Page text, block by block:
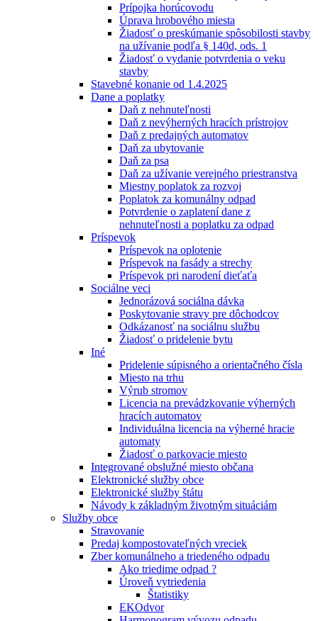
Prípojka horúcovodu
Úprava hrobového miesta
Žiadosť o preskúmanie spôsobilosti stavby
na užívanie podľa § 140d, ods. 1
Žiadosť o vydanie potvrdenia o veku
stavby
Stavebné konanie od 1.4.2025
Dane a poplatky
Daň z nehnuteľnosti
Daň z nevýherných hracích prístrojov
Daň z predajných automatov
Daň za ubytovanie
Daň za psa
Daň za užívanie verejného priestranstva
Miestny poplatok za rozvoj
Poplatok za komunálny odpad
Potvrdenie o zaplatení dane z
nehnuteľnosti a poplatku za odpad
Príspevok
Príspevok na oplotenie
Príspevok na fasády a strechy
Príspevok pri narodení dieťaťa
Sociálne veci
Jednorázová sociálna dávka
Poskytovanie stravy pre dôchodcov
Odkázanosť na sociálnu službu
Žiadosť o pridelenie bytu
Iné
Pridelenie súpisného a orientačného čísla
Miesto na trhu
Výrub stromov
Licencia na prevádzkovanie výherných
hracích automatov
Individuálna licencia na výherné hracie
automaty
Žiadosť o parkovacie miesto
Integrované obslužné miesto občana
Elektronické služby obce
Elektronické služby štátu
Návody k základným životným situáciám
Služby obce
Stravovanie
Predaj kompostovateľných vreciek
Zber komunálneho a triedeného odpadu
Ako triedime odpad ?
Úroveň vytriedenia
Štatistiky
EKOdvor